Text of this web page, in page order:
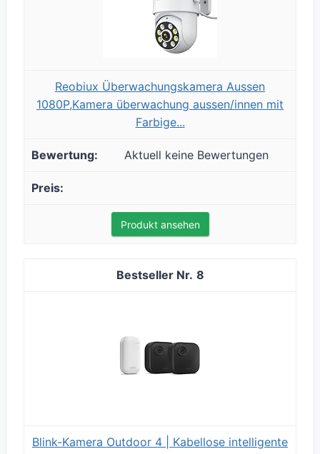
Reobiux Überwachungskamera Aussen
1080P,Kamera überwachung aussen/innen mit
Farbige...
Aktuell keine Bewertungen
Produkt ansehen
8
Blink-Kamera Outdoor 4 | Kabellose intelligente